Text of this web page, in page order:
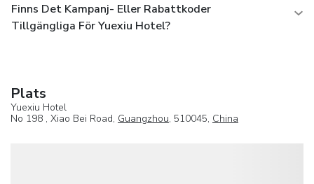
Finns Det Kampanj- Eller Rabattkoder
Tillgängliga För Yuexiu Hotel?
Plats
Yuexiu Hotel
No 198 , Xiao Bei Road, Guangzhou, 510045, China